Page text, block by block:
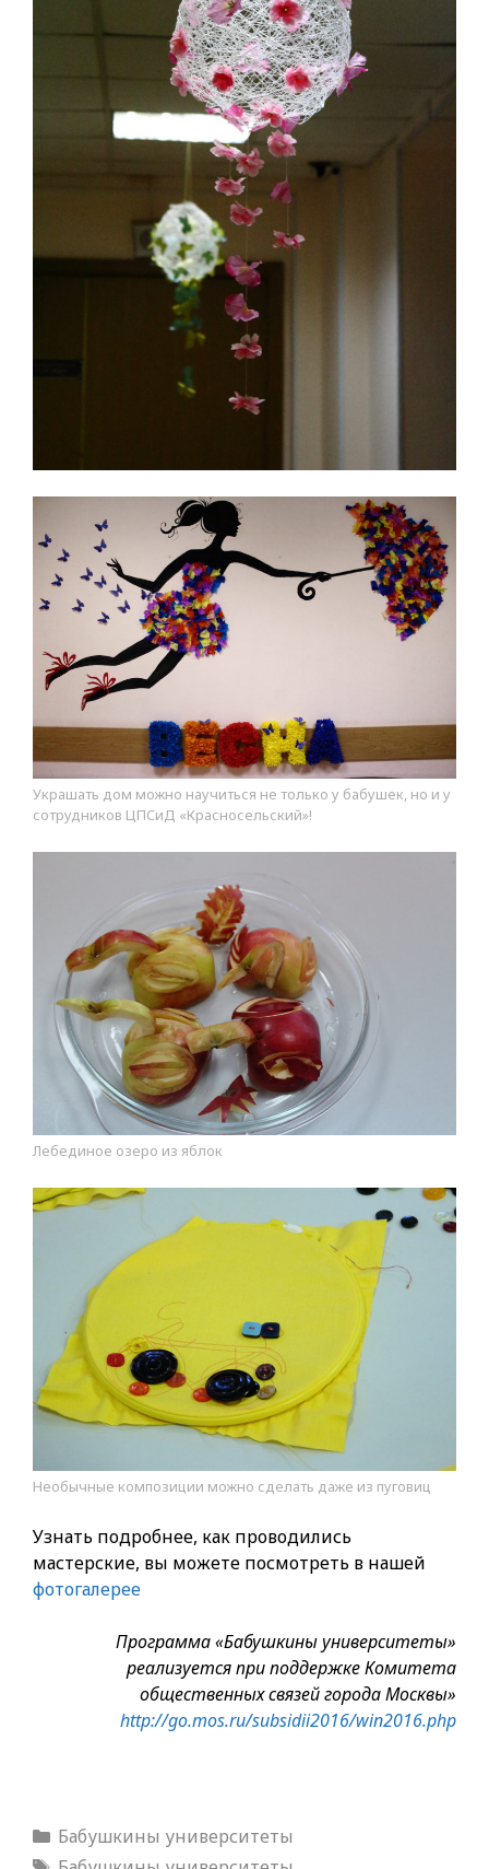
Украшать дом можно научиться не только у бабушек, но и у
сотрудников ЦПСиД «Красносельский»!
Лебединое озеро из яблок
Необычные композиции можно сделать даже из пуговиц
Узнать подробнее, как проводились
мастерские, вы можете посмотреть в нашей
фотогалерее
Программа «Бабушкины университеты»
реализуется при поддержке Комитета
общественных связей города Москвы»
http://go.mos.ru/subsidii2016/win2016.php
Рубрики
Бабушкины университеты
Метки